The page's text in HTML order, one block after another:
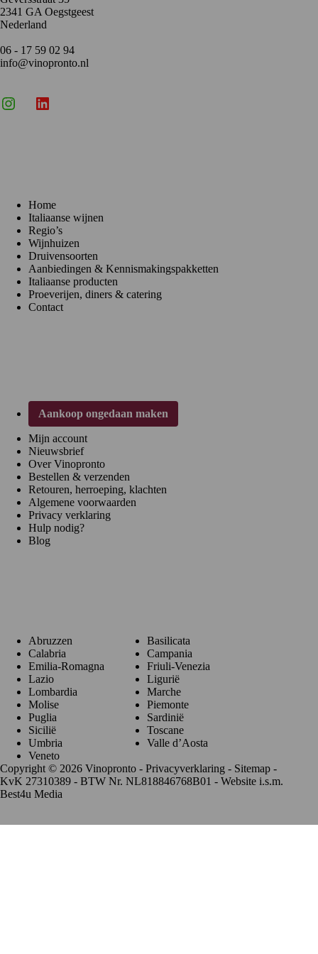
2341 GA Oegstgeest
Nederland
06 - 17 59 02 94
info@vinopronto.nl
InstagramLinkedIn
Home
Italiaanse wijnen
Regio’s
Wijnhuizen
Druivensoorten
Aanbiedingen & Kennismakingspakketten
Italiaanse producten
Proeverijen, diners & catering
Contact
Aankoop ongedaan maken
Mijn account
Nieuwsbrief
Over Vinopronto
Bestellen & verzenden
Retouren, herroeping, klachten
Algemene voorwaarden
Privacy verklaring
Hulp nodig?
Blog
Abruzzen
Basilicata
Calabria
Campania
Emilia-Romagna
Friuli-Venezia
Lazio
Ligurië
Lombardia
Marche
Molise
Piemonte
Puglia
Sardinië
Sicilië
Toscane
Umbria
Valle d’Aosta
Veneto
Copyright © 2026 Vinopronto - Privacyverklaring - Sitemap -
KvK 27310389 - BTW Nr. NL818846768B01 - Website i.s.m.
Best4u Media